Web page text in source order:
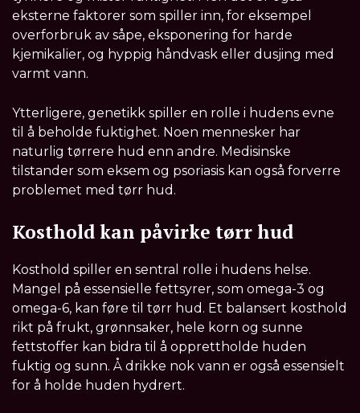
eksterne faktorer som spiller inn, for eksempel
overforbruk av såpe, eksponering for harde
kjemikalier, og hyppig håndvask eller dusjing med
varmt vann.
Ytterligere, genetikk spiller en rolle i hudens evne
til å beholde fuktighet. Noen mennesker har
naturlig tørrere hud enn andre. Medisinske
tilstander som eksem og psoriasis kan også forverre
problemet med tørr hud.
Kosthold kan påvirke tørr hud
Kosthold spiller en sentral rolle i hudens helse.
Mangel på essensielle fettsyrer, som omega-3 og
omega-6, kan føre til tørr hud. Et balansert kosthold
rikt på frukt, grønnsaker, hele korn og sunne
fettstoffer kan bidra til å opprettholde huden
fuktig og sunn. Å drikke nok vann er også essensielt
for å holde huden hydrert.